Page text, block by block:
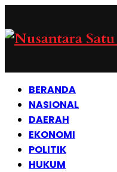
BERANDA
NASIONAL
DAERAH
EKONOMI
POLITIK
HUKUM